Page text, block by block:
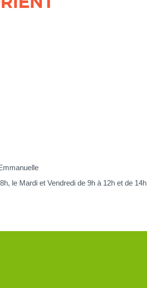
le Mardi et Vendredi de 9h à 12h et de